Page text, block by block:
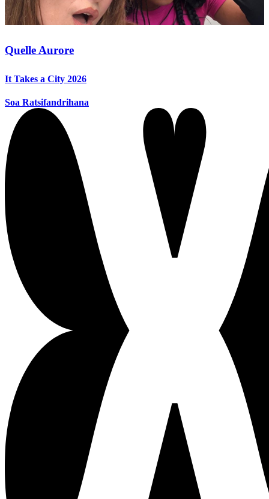
Quelle Aurore
It Takes a City 2026
Soa Ratsifandrihana